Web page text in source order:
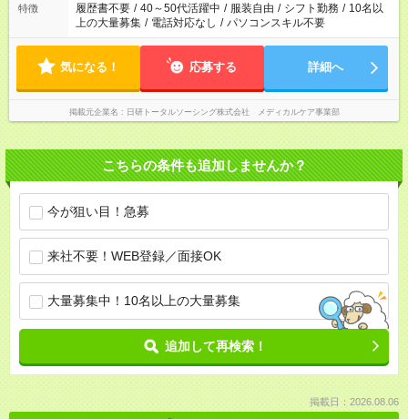
特徴 履歴書不要 / 40～50代活躍中 / 服装自由 / シフト勤務 / 10名以
上の大量募集 / 電話対応なし / パソコンスキル不要
気になる！ 応募する 詳細へ
掲載元企業名 日研トータルソーシング株式会社 メディカルケア事業部
こちらの条件も追加しませんか？
今が狙い目！急募
来社不要！WEB登録／面接OK
大量募集中！10名以上の大量募集
追加して再検索！
掲載日：2026.08.06